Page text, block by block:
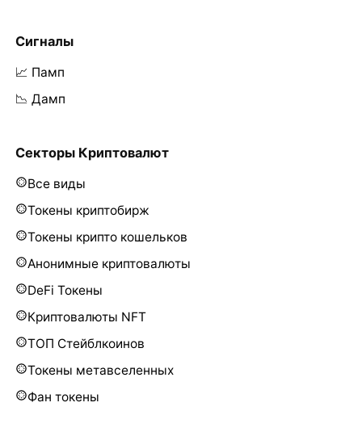
Сигналы
📈 Памп
📉 Дамп
Секторы Криптовалют
Все виды
Токены криптобирж
Токены крипто кошельков
Анонимные криптовалюты
DeFi Токены
Криптовалюты NFT
ТОП Стейблкоинов
Токены метавселенных
Фан токены